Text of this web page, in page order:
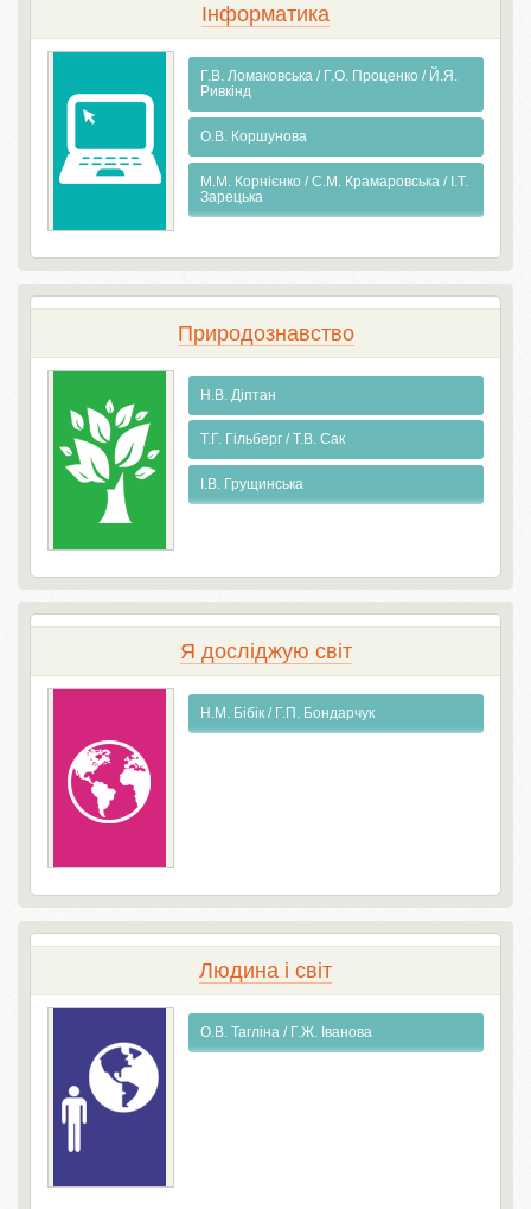
Інформатика
Г.В. Ломаковська / Г.О. Проценко / Й.Я.
Ривкінд
О.В. Коршунова
М.М. Корнієнко / С.М. Крамаровська / І.Т.
Зарецька
Природознавство
Н.В. Діптан
Т.Г. Гільберг / Т.В. Сак
І.В. Грущинська
Я досліджую світ
Н.М. Бібік / Г.П. Бондарчук
Людина і світ
О.В. Тагліна / Г.Ж. Іванова